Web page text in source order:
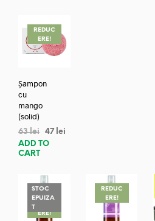
REDUC
ERE!
Șampon
cu
mango
(solid)
63lei 47 lei
ADD TO
CART
STOC
EPUIZA
TREDUC
ERE!
REDUC
ERE!